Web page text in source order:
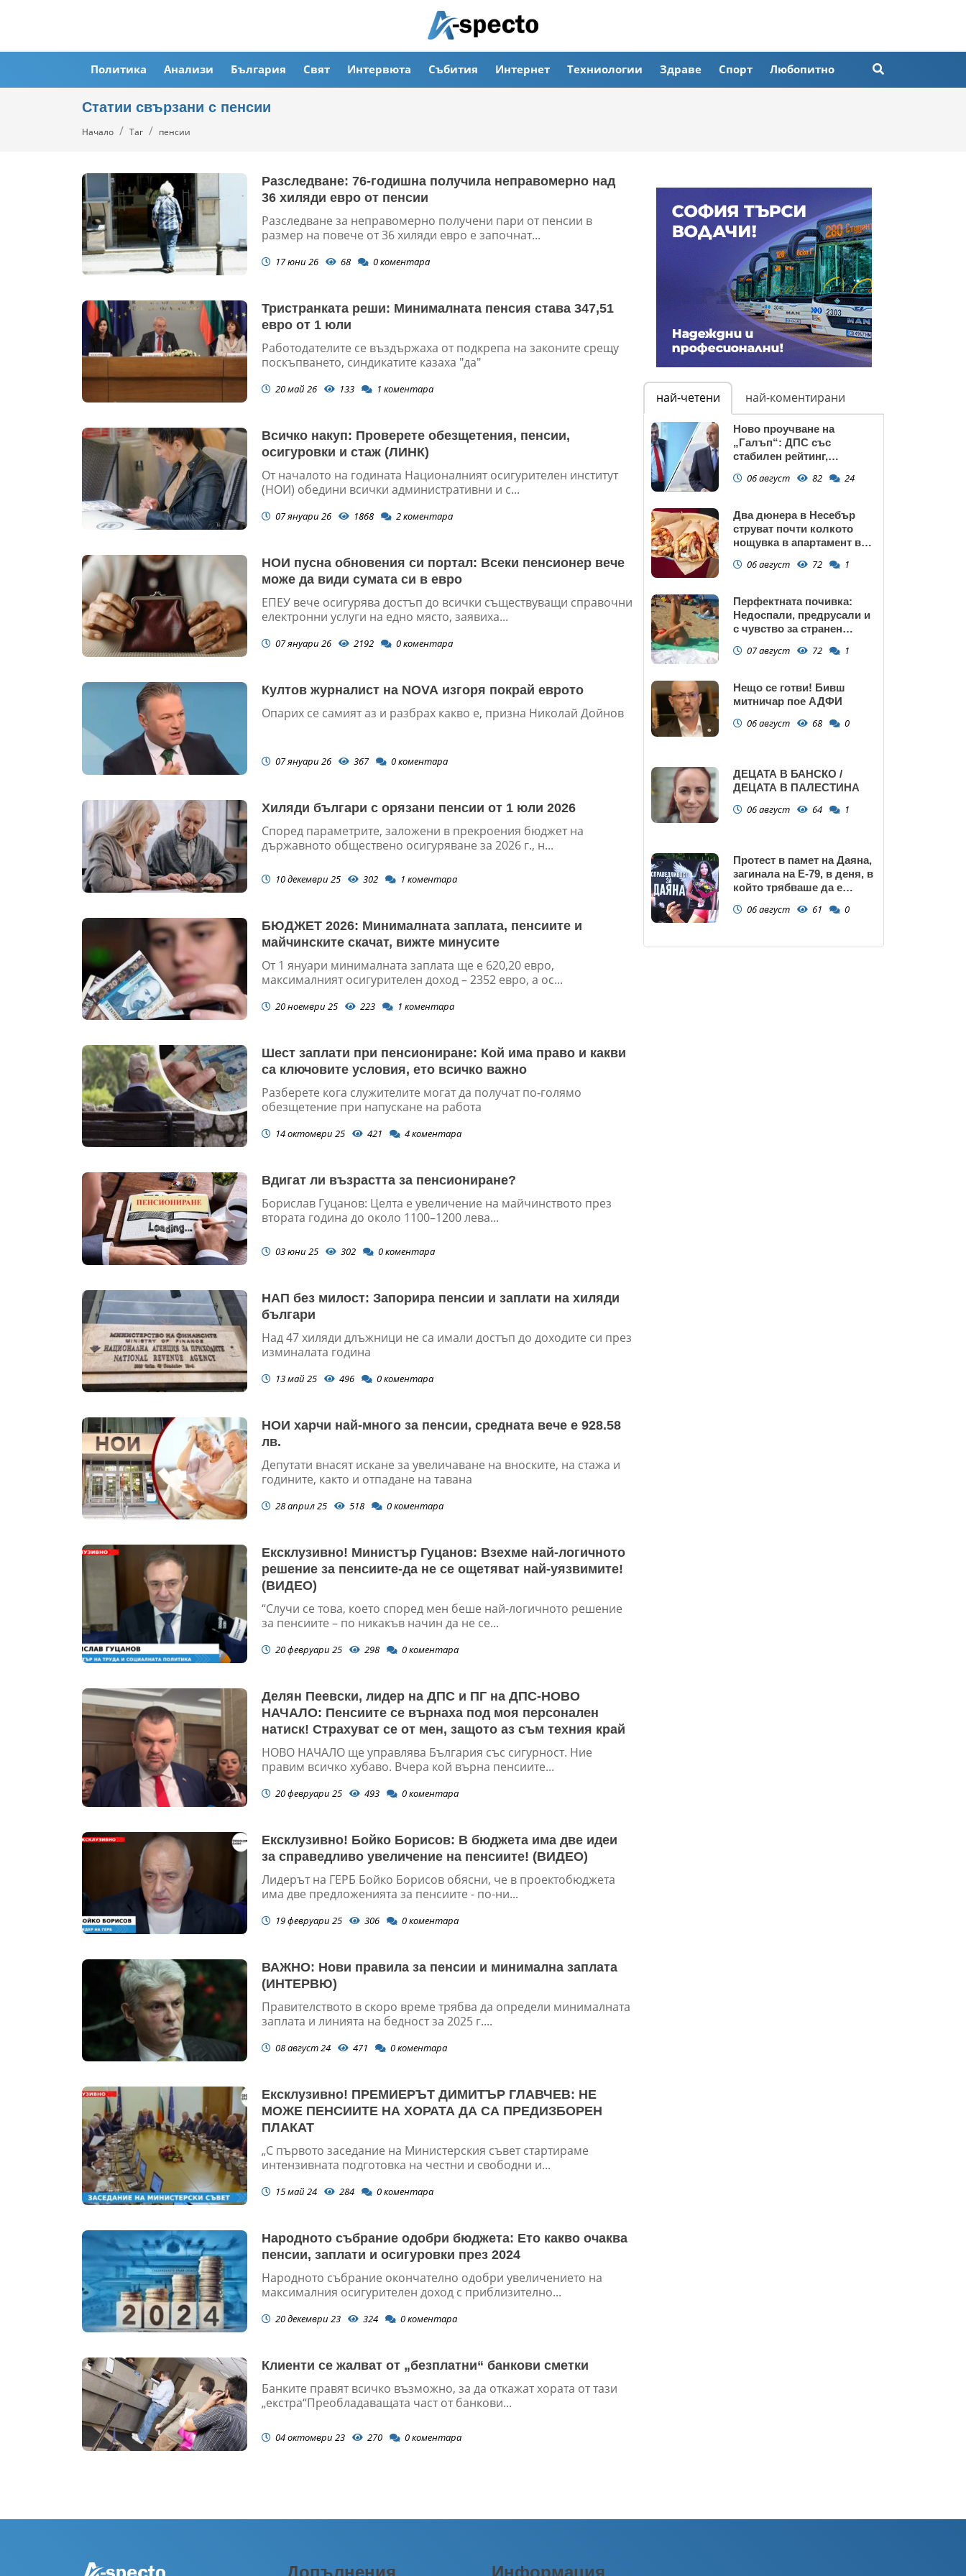
Политика Анализи България Свят Интервюта Събития Интернет Техниологии Здраве Спорт Любопитно
Статии свързани с пенсии
Начало Таг пенсии
Разследване: 76-годишна получила неправомерно над
36 хиляди евро от пенсии
Разследване за неправомерно получени пари от пенсии в
размер на повече от 36 хиляди евро е започнат...
17 юни 26 68 0коментара
Тристранката реши: Минималната пенсия става 347,51
евро от 1 юли
Работодателите се въздържаха от подкрепа на законите срещу
поскъпването, синдикатите казаха "да"
20 май 26 133 1 коментара
Всичко накуп: Проверете обезщетения, пенсии,
осигуровки и стаж (ЛИНК)
От началото на годината Националният осигурителен институт
(НОИ) обедини всички административни и с...
07 януари 26 1868 2коментара
НОИ пусна обновения си портал: Всеки пенсионер вече
може да види сумата си в евро
ЕПЕУ вече осигурява достъп до всички съществуващи справочни
електронни услуги на едно място, заявиха...
07 януари 26 2192 0коментара
Култов журналист на NOVA изгоря покрай еврото
Опарих се самият аз и разбрах какво е, призна Николай Дойнов
07 януари 26 367 0коментара
Хиляди българи с орязани пенсии от 1 юли 2026
Според параметрите, заложени в прекроения бюджет на
държавното обществено осигуряване за 2026 г., н...
10 декември 25 302 1 коментара
БЮДЖЕТ 2026: Минималната заплата, пенсиите и
майчинските скачат, вижте минусите
От 1 януари минималната заплата ще е 620,20 евро,
максималният осигурителен доход – 2352 евро, а ос...
20 ноември 25 223 1 коментара
Шест заплати при пенсиониране: Кой има право и какви
са ключовите условия, ето всичко важно
Разберете кога служителите могат да получат по-голямо
обезщетение при напускане на работа
14 октомври 25 421 4коментара
Вдигат ли възрастта за пенсиониране?
Борислав Гуцанов: Целта е увеличение на майчинството през
втората година до около 1100–1200 лева...
03 юни 25 302 0коментара
НАП без милост: Запорира пенсии и заплати на хиляди
българи
Над 47 хиляди длъжници не са имали достъп до доходите си през
изминалата година
13 май 25 496 0коментара
НОИ харчи най-много за пенсии, средната вече е 928.58
лв.
Депутати внасят искане за увеличаване на вноските, на стажа и
годините, както и отпадане на тавана
28 април 25 518 0коментара
Ексклузивно! Министър Гуцанов: Взехме най-логичното
решение за пенсиите-да не се ощетяват най-уязвимите!
(ВИДЕО)
“Случи се това, което според мен беше най-логичното решение
за пенсиите – по никакъв начин да не се...
20 февруари 25 298 0коментара
Делян Пеевски, лидер на ДПС и ПГ на ДПС-НОВО
НАЧАЛО: Пенсиите се върнаха под моя персонален
натиск! Страхуват се от мен, защото аз съм техния край
НОВО НАЧАЛО ще управлява България със сигурност. Ние
правим всичко хубаво. Вчера кой върна пенсиите...
20 февруари 25 493 0коментара
Ексклузивно! Бойко Борисов: В бюджета има две идеи
за справедливо увеличение на пенсиите! (ВИДЕО)
Лидерът на ГЕРБ Бойко Борисов обясни, че в проектобюджета
има две предложенията за пенсиите - по-ни...
19 февруари 25 306 0коментара
ВАЖНО: Нови правила за пенсии и минимална заплата
(ИНТЕРВЮ)
Правителството в скоро време трябва да определи минималната
заплата и линията на бедност за 2025 г....
08 август 24 471 0коментара
Ексклузивно! ПРЕМИЕРЪТ ДИМИТЪР ГЛАВЧЕВ: НЕ
МОЖЕ ПЕНСИИТЕ НА ХОРАТА ДА СА ПРЕДИЗБОРЕН
ПЛАКАТ
„С първото заседание на Министерския съвет стартираме
интензивната подготовка на честни и свободни и...
15 май 24 284 0коментара
Народното събрание одобри бюджета: Ето какво очаква
пенсии, заплати и осигуровки през 2024
Народното събрание окончателно одобри увеличението на
максималния осигурителен доход с приблизително...
20 декември 23 324 0коментара
Клиенти се жалват от „безплатни“ банкови сметки
Банките правят всичко възможно, за да откажат хората от тази
„екстра“Преобладаващата част от банкови...
04 октомври 23 270 0коментара
най-четени най-коментирани
Ново проучване на
„Галъп“: ДПС със
стабилен рейтинг,
запазва
06 август 82 24
Два дюнера в Несебър
струват почти колкото
нощувка в апартамент в
06 август 72 1
Перфектната почивка:
Недоспали, предрусали и
с чувство за странен
07 август 72 1
Нещо се готви! Бивш
митничар пое АДФИ
06 август 68 0
ДЕЦАТА В БАНСКО /
ДЕЦАТА В ПАЛЕСТИНА
06 август 64 1
Протест в памет на Даяна,
загинала на Е-79, в деня, в
който трябваше да е
06 август 61 0
Допълнения Информация